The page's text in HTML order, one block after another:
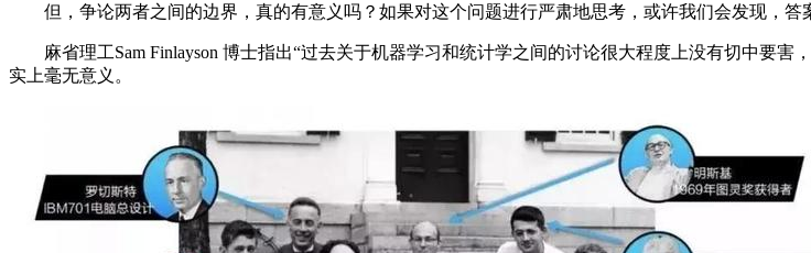
但，争论两者之间的边界，真的有意义吗？如果对这个问题进行严肃地思考，或许我们会发现，答
麻省理工Sam Finlayson 博士指出“过去关于机器学习和统计学之间的讨论很大程度上没有切中要害
实上毫无意义。